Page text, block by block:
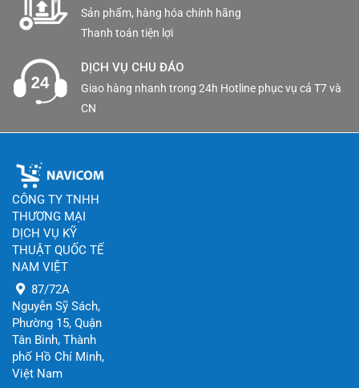
cần cập nhật phần mềm
Hỗ trợ codec H.265, H.264, MJPEG
Cắm và chạy bằng 16 cổng PoE
Quản lý dấu trang (Tối đa 100 bộ)
Datasheet
[dflip id=”2687″ ][/dflip]
Sản phẩm, hàng hóa chính hãng
Thanh toán tiện lợi
DỊCH VỤ CHU ĐÁO
Giao hàng nhanh trong 24h Hotline phục vụ cả T7 và
CN
CÔNG TY TNHH
THƯƠNG MẠI
DỊCH VỤ KỸ
THUẬT QUỐC TẾ
NAM VIỆT
87/72A
Nguyễn Sỹ Sách,
Phường 15, Quận
Tân Bình, Thành
phố Hồ Chí Minh,
Việt Nam